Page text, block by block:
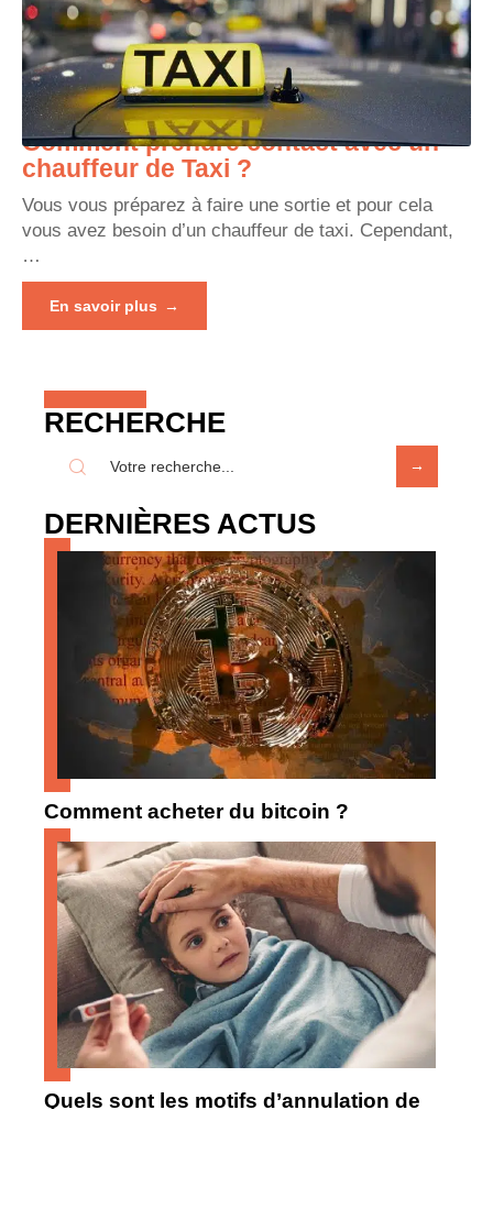
Comment prendre contact avec un
chauffeur de Taxi ?
Vous vous préparez à faire une sortie et pour cela
vous avez besoin d’un chauffeur de taxi. Cependant,
…
En savoir plus
RECHERCHE
DERNIÈRES ACTUS
Comment acheter du bitcoin ?
Quels sont les motifs d’annulation de